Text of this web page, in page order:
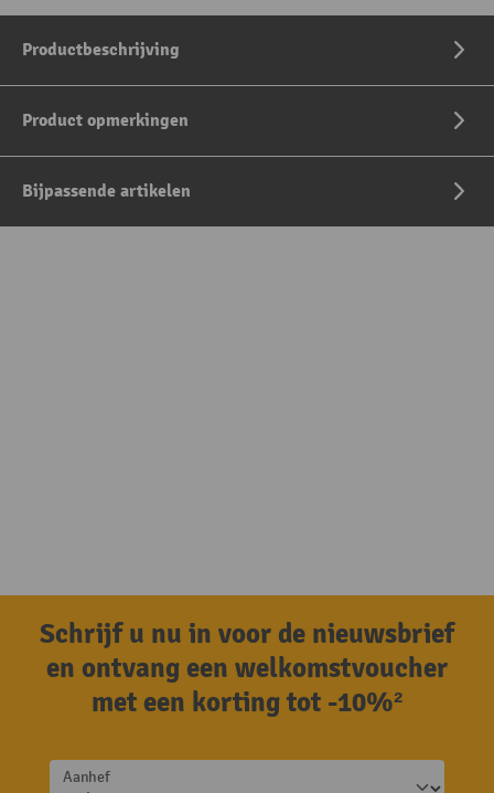
Productbeschrijving
Product opmerkingen
Bijpassende artikelen
Schrijf u nu in voor de nieuwsbrief
en ontvang een welkomstvoucher
met een korting tot -10%²
Aanhef